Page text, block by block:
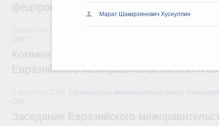
Марат Шакирзянович Хуснуллин
федпроекта «Профессионалитет»
СНГ
Комментарий Алексея Оверчука по
Евразийского межправительственного
Евразийский экономический союз.
СНГ
Заседание Евразийского